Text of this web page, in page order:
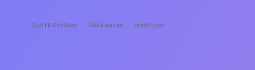
Gizlilik Politikası Hakkımızda Yasal Uyarı